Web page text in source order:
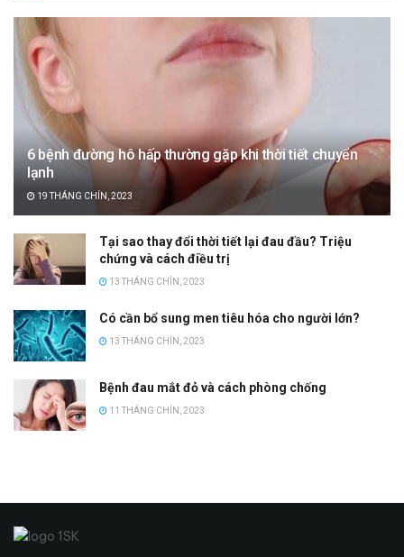
6 bệnh đường hô hấp thường gặp khi thời tiết chuyển
lạnh
19 THÁNG CHÍN, 2023
Tại sao thay đổi thời tiết lại đau đầu? Triệu
chứng và cách điều trị
13 THÁNG CHÍN, 2023
Có cần bổ sung men tiêu hóa cho người lớn?
13 THÁNG CHÍN, 2023
Bệnh đau mắt đỏ và cách phòng chống
11 THÁNG CHÍN, 2023